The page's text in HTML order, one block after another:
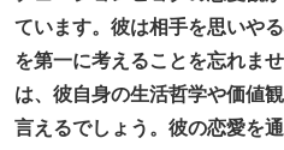
ています。彼は相手を思いや
を第一に考えることを忘れま
は、彼自身の生活哲学や価値
言えるでしょう。彼の恋愛を